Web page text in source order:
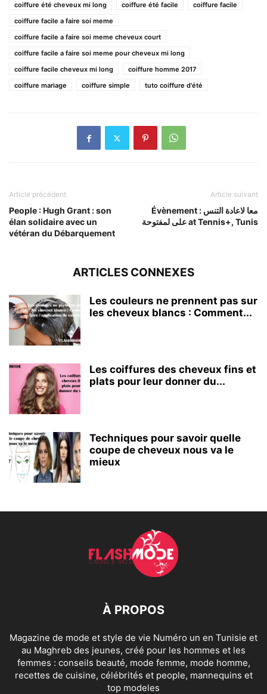
coiffure été cheveux mi long
coiffure été facile
coiffure facile
coiffure facile a faire soi meme
coiffure facile a faire soi meme cheveux court
coiffure facile a faire soi meme pour cheveux mi long
coiffure facile cheveux mi long
coiffure homme 2017
coiffure mariage
coiffure simple tuto coiffure d'été
Article précédent
People : Hugh Grant : son
élan solidaire avec un
vétéran du Débarquement
Article suivant
Évènement : معا لاعادة التنس
على لمفتوحة at Tennis+, Tunis
ARTICLES CONNEXES
Les couleurs ne prennent pas sur
les cheveux blancs : Comment...
Les coiffures des cheveux fins et
plats pour leur donner du...
Techniques pour savoir quelle
coupe de cheveux nous va le
mieux
À PROPOS
Magazine de mode et style de vie Numéro un en Tunisie et
au Maghreb des jeunes, créé pour les hommes et les
femmes : conseils beauté, mode femme, mode homme,
recettes de cuisine, célébrités et people, mannequins et
top modeles